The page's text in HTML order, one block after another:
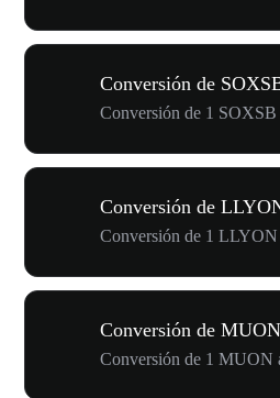
Conversión de
Conversión de 1 SOXSB
Conversión de
Conversión de 1
Conversión de
Conversión de 1 MUON